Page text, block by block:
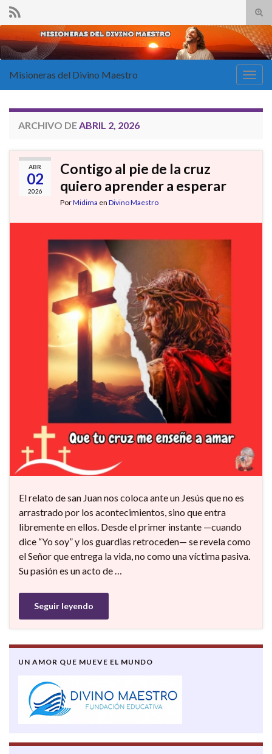
el
de
Search for:
la
Misioneras del Divino Maestro
ARCHIVO DEABRIL 2, 2026
ABR
02
2026
Contigo al pie de la cruz
quiero aprender a esperar
PorMidima en Divino Maestro
El relato de san Juan nos coloca ante un Jesús que no es
arrastrado por los acontecimientos, sino que entra
libremente en ellos. Desde el primer instante —cuando
dice “Yo soy” y los guardias retroceden— se revela como
el Señor que entrega la vida, no como una víctima pasiva.
Su pasión es un acto de …
Seguir leyendo
UN AMOR QUE MUEVE EL MUNDO